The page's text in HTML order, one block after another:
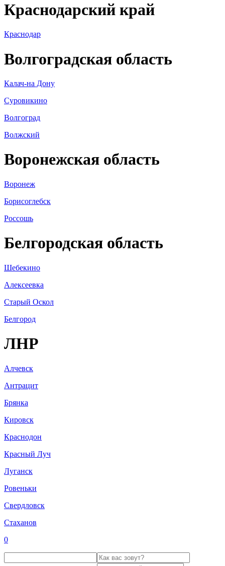
Краснодарский край
Краснодар
Волгоградская область
Калач-на Дону
Суровикино
Волгоград
Волжский
Воронежская область
Воронеж
Борисоглебск
Россошь
Белгородская область
Шебекино
Алексеевка
Старый Оскол
Белгород
ЛНР
Алчевск
Антрацит
Брянка
Кировск
Краснодон
Красный Луч
Луганск
Ровеньки
Свердловск
Стаханов
0